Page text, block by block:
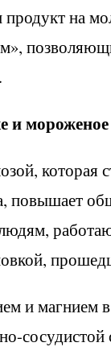
на
и
которая
повышает
и магнием
сосудистой